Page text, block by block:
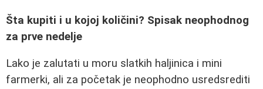
Šta kupiti i u kojoj količini? Spisak neophodnog
za prve nedelje
Lako je zalutati u moru slatkih haljinica i mini
farmerki, ali za početak je neophodno usredsrediti